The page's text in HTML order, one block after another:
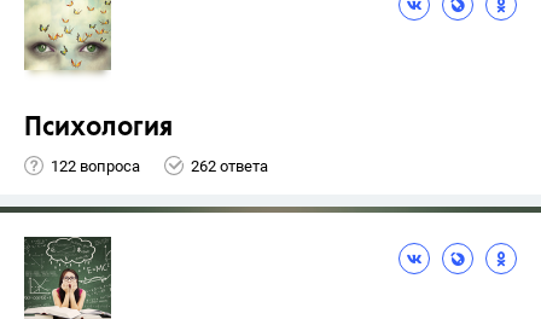
Психология
122 вопроса 262 ответа